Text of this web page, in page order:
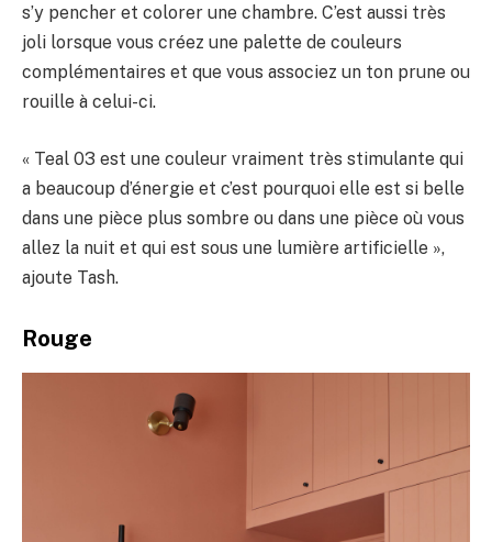
s’y pencher et colorer une chambre. C’est aussi très
joli lorsque vous créez une palette de couleurs
complémentaires et que vous associez un ton prune ou
rouille à celui-ci.
« Teal 03 est une couleur vraiment très stimulante qui
a beaucoup d’énergie et c’est pourquoi elle est si belle
dans une pièce plus sombre ou dans une pièce où vous
allez la nuit et qui est sous une lumière artificielle »,
ajoute Tash.
Rouge